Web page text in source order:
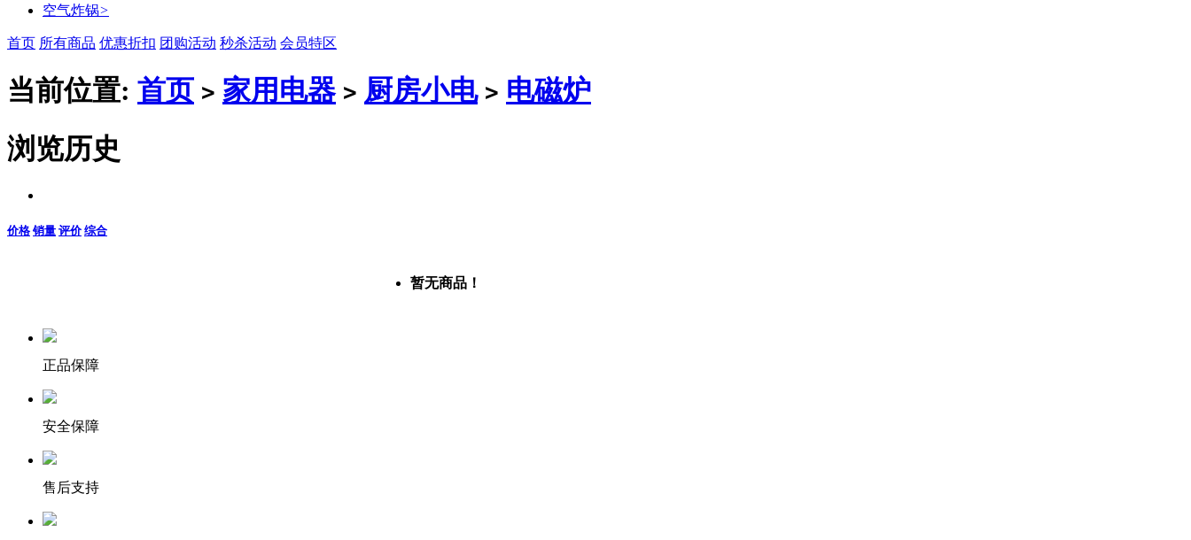
空气炸锅>
首页 所有商品 优惠折扣 团购活动 秒杀活动 会员特区
当前位置: 首页 > 家用电器 > 厨房小电 > 电磁炉
浏览历史
价格 销量 评价 综合
暂无商品！
正品保障
安全保障
售后支持